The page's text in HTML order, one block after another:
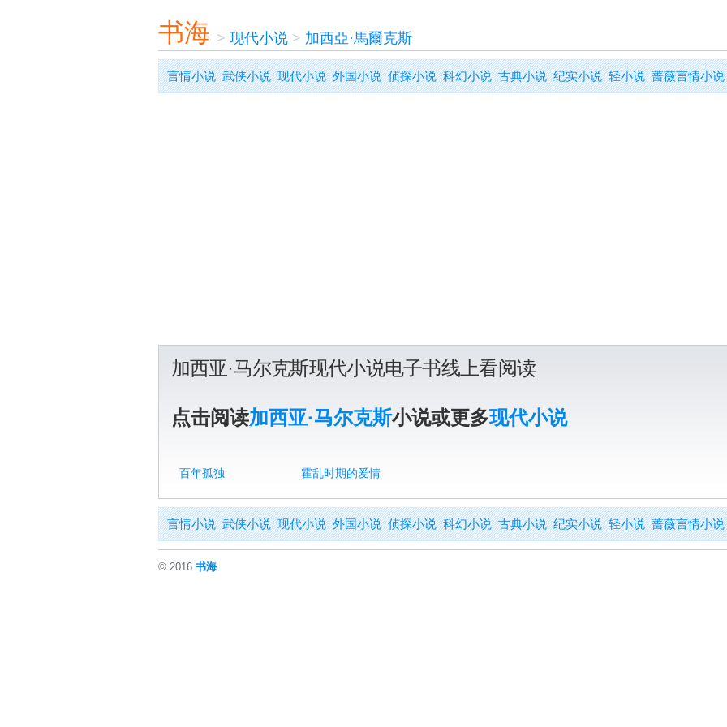
书海 > 现代小说> 加西亞·馬爾克斯
言情小说 武侠小说 现代小说 外国小说 侦探小说 科幻小说 古典小说 纪实小说 轻小说 蔷薇言情小说
加西亚·马尔克斯现代小说电子书线上看阅读
点击阅读加西亚·马尔克斯小说或更多现代小说
百年孤独 霍乱时期的爱情
言情小说 武侠小说 现代小说 外国小说 侦探小说 科幻小说 古典小说 纪实小说 轻小说 蔷薇言情小说
© 2016 书海